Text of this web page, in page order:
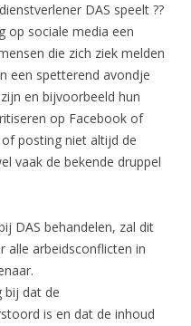
DAS speelt ??
op sociale media een
die zich ziek melden
een spetterend avondje
en bijvoorbeeld hun
op Facebook of
posting niet altijd de
vaak de bekende druppel
DAS behandelen, zal dit
alle arbeidsconflicten in
bij dat de
is en dat de inhoud